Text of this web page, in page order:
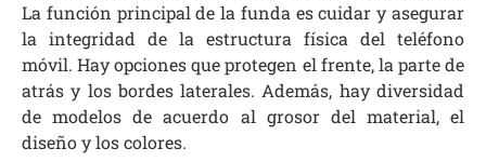
La función principal de la funda es cuidar y asegurar
la integridad de la estructura física del teléfono
móvil. Hay opciones que protegen el frente, la parte de
atrás y los bordes laterales. Además, hay diversidad
de modelos de acuerdo al grosor del material, el
diseño y los colores.